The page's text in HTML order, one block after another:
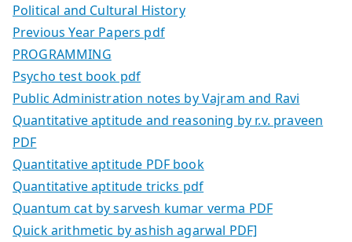
Political and Cultural History
Previous Year Papers pdf
PROGRAMMING
Psycho test book pdf
Public Administration notes by Vajram and Ravi
Quantitative aptitude and reasoning by r.v. praveen
PDF
Quantitative aptitude PDF book
Quantitative aptitude tricks pdf
Quantum cat by sarvesh kumar verma PDF
Quick arithmetic by ashish agarwal PDF]